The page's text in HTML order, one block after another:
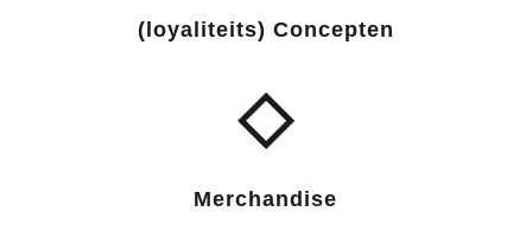
(loyaliteits) Concepten
Merchandise